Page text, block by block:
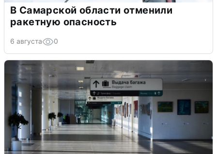
В Самарской области отменили
ракетную опасность
6 августа 0